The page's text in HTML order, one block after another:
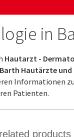
in
Hautarzt -
Barth Hautärzte
Informationen
Patienten.